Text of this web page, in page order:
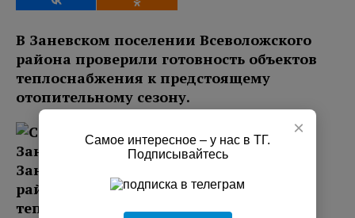
В Заневском поселении Всеволожского
района проверили готовность объектов
теплоснабжения к предстоящему
отопительному сезону.
×
Самое интересное – у нас в ТГ.
Подписывайтесь